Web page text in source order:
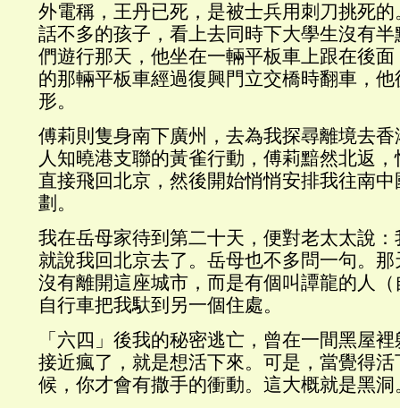
外電稱，王丹已死，是被士兵用刺刀挑死
話不多的孩子，看上去同時下大學生沒有半
們遊行那天，他坐在一輛平板車上跟在後
的那輛平板車經過復興門立交橋時翻車，
形。
傅莉則隻身南下廣州，去為我探尋離境去
人知曉港支聯的黃雀行動，傅莉黯然北返
直接飛回北京，然後開始悄悄安排我往南
劃。
我在岳母家待到第二十天，便對老太太說
就說我回北京去了。岳母也不多問一句。
沒有離開這座城市，而是有個叫譚龍的人
自行車把我馱到另一個住處。
「六四」後我的秘密逃亡，曾在一間黑屋
接近瘋了，就是想活下來。可是，當覺得
候，你才會有撒手的衝動。這大概就是黑